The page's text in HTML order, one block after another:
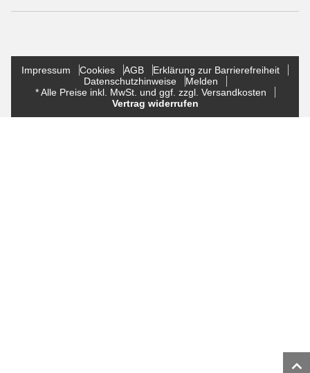
Impressum Cookies AGB
Erklärung zur Barrierefreiheit
Datenschutzhinweise
Melden
* Alle Preise inkl. MwSt. und ggf. zzgl. Versandkosten
Vertrag widerrufen